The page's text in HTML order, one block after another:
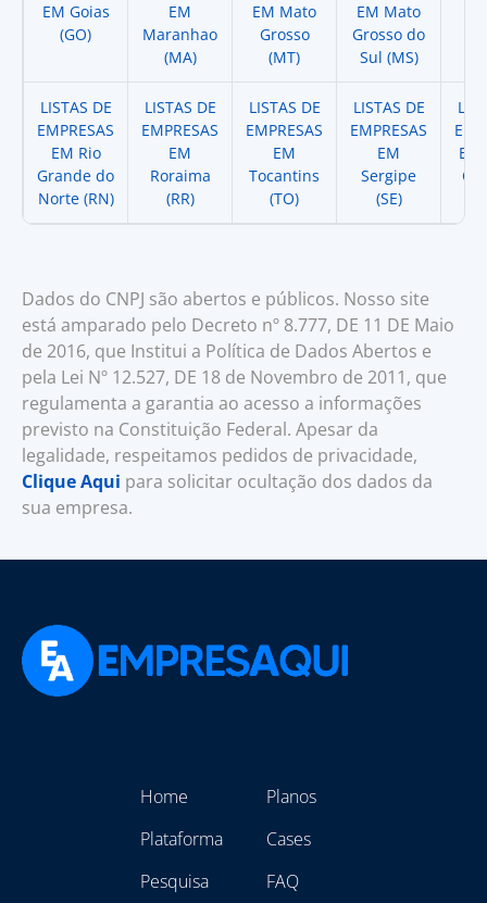
EM Goias
(GO)
EM
Maranhao
(MA)
EM Mato
Grosso
(MT)
EM Mato
Grosso do
Sul (MS)
LISTAS DE
EMPRESAS
EM Rio
Grande do
Norte (RN)
LISTAS DE
EMPRESAS
EM
Roraima
(RR)
LISTAS DE
EMPRESAS
EM
Tocantins
(TO)
LISTAS DE
EMPRESAS
EM
Sergipe
(SE)
EM
Dados do CNPJ são abertos e públicos. Nosso site
está amparado pelo Decreto nº 8.777, DE 11 DE Maio
de 2016, que Institui a Política de Dados Abertos e
pela Lei Nº 12.527, DE 18 de Novembro de 2011, que
regulamenta a garantia ao acesso a informações
previsto na Constituição Federal. Apesar da
legalidade, respeitamos pedidos de privacidade,
Clique Aqui para solicitar ocultação dos dados da
sua empresa.
Home
Plataforma
Pesquisa
Planos
Cases
FAQ